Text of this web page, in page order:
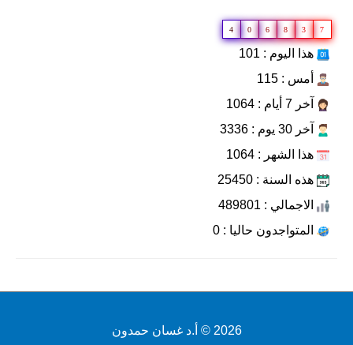
4 0 6 8 3 7
هذا اليوم : 101
أمس : 115
آخر 7 أيام : 1064
آخر 30 يوم : 3336
هذا الشهر : 1064
هذه السنة : 25450
الاجمالي : 489801
المتواجدون حاليا : 0
2026 © أ.د غسان حمدون